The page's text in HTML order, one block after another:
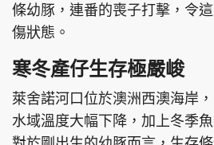
條幼豚，連番的喪子打擊，令
傷狀態。
寒冬產仔生存極嚴峻
萊舍諾河口位於澳洲西澳海岸
水域溫度大幅下降，加上冬季